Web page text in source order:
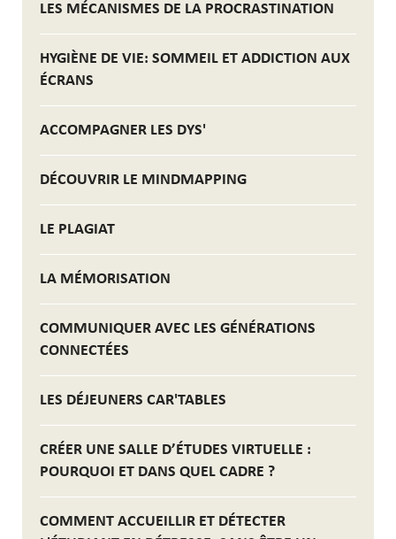
LES MÉCANISMES DE LA PROCRASTINATION
HYGIÈNE DE VIE: SOMMEIL ET ADDICTION AUX
ÉCRANS
ACCOMPAGNER LES DYS'
DÉCOUVRIR LE MINDMAPPING
LE PLAGIAT
LA MÉMORISATION
COMMUNIQUER AVEC LES GÉNÉRATIONS
CONNECTÉES
LES DÉJEUNERS CAR'TABLES
CRÉER UNE SALLE D’ÉTUDES VIRTUELLE :
POURQUOI ET DANS QUEL CADRE ?
COMMENT ACCUEILLIR ET DÉTECTER